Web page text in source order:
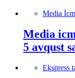
Media
Media
5 avqust
Ekspress